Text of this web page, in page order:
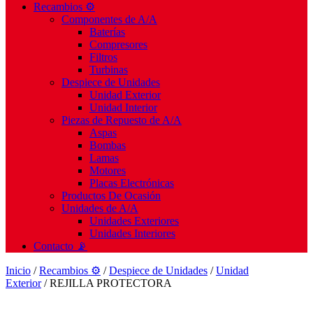
Recambios ⚙️
Componentes de A/A
Baterías
Compresores
Filtros
Turbinas
Despiece de Unidades
Unidad Exterior
Unidad Interior
Piezas de Repuesto de A/A
Aspas
Bombas
Lamas
Motores
Placas Electrónicas
Productos De Ocasión
Unidades de A/A
Unidades Exteriores
Unidades Interiores
Contacto 📡
Inicio /Recambios ⚙️ /Despiece de Unidades /Unidad
Exterior/ REJILLA PROTECTORA